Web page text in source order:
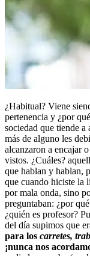
¿Habitual? Viene
pertenencia y ¿por
sociedad que tiende a
más de alguno les
alcanzaron a encajar
vistos. ¿Cuáles?
que hablan y hablan,
que cuando hiciste la
por mala onda, sino
preguntaban: ¿por
¿quién es profesor?
del día supimos que
para los carretes,
¡nunca nos